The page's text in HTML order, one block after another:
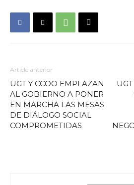
Article anterior
UGT Y CCOO EMPLAZAN
AL GOBIERNO A PONER
EN MARCHA LAS MESAS
DE DIÁLOGO SOCIAL
COMPROMETIDAS